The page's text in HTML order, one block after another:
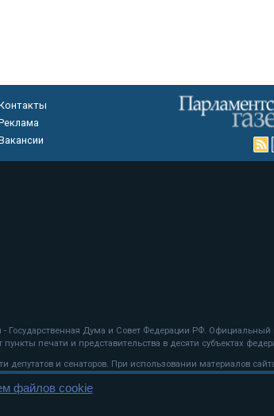
Государственная Дума и Совет Федерации РФ. Официальный
печати и представительства в десяти субъектах
и сенаторов. При использовании материалов
файлов cookie